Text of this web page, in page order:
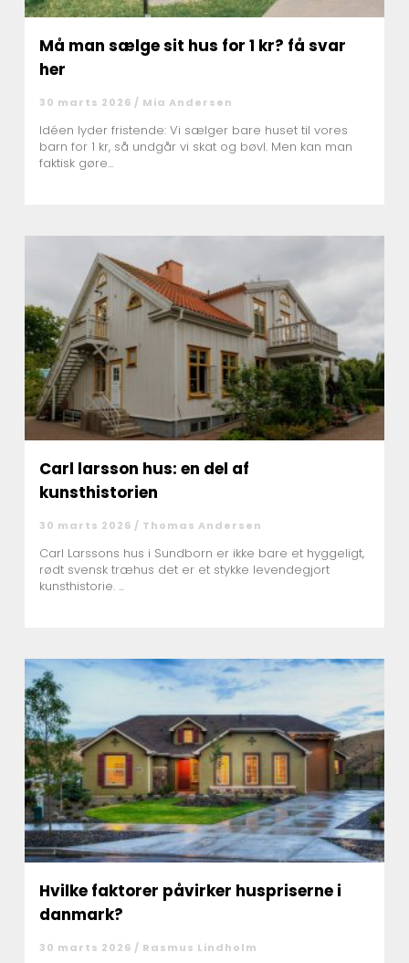
Må man sælge sit hus for 1 kr? få svar
her
30 marts 2026 / Mia Andersen
Idéen lyder fristende: Vi sælger bare huset til vores
barn for 1 kr, så undgår vi skat og bøvl. Men kan man
faktisk gøre...
Carl larsson hus: en del af
kunsthistorien
30 marts 2026 / Thomas Andersen
Carl Larssons hus i Sundborn er ikke bare et hyggeligt,
rødt svensk træhus det er et stykke levendegjort
kunsthistorie. ...
Hvilke faktorer påvirker huspriserne i
danmark?
30 marts 2026 / Rasmus Lindholm